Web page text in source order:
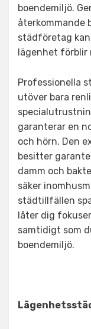
boendemiljö.
återkommande
städföretag
lägenhet förblir
Professionella
utöver bara
garanterar en
och hörn. Den
besitter
damm och
säker
städtillfällen
låter dig
samtidigt som
boendemiljö.